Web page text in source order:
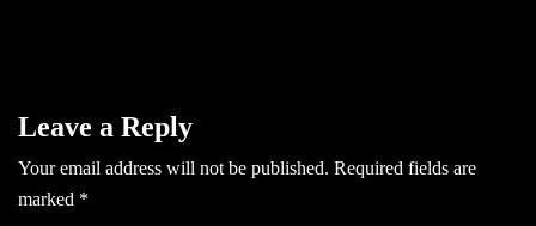
Leave a Reply
Your email address will not be published. Required fields are
marked *